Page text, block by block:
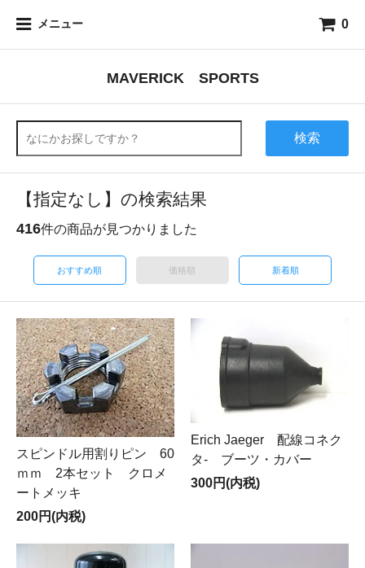
メニュー 0
MAVERICK SPORTS
検索
【指定なし】の検索結果
416件の商品が見つかりました
おすすめ順 価格順 新着順
スピンドル用割りピン 60
ｍｍ 2本セット クロメ
ートメッキ
200円(内税)
Erich Jaeger 配線コネク
タ- ブーツ・カバー
300円(内税)